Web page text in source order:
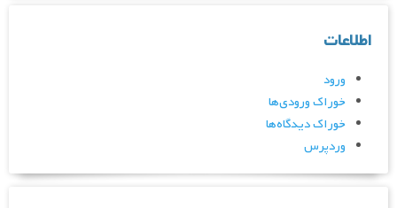
اطلاعات
ورود
خوراک ورودی‌ها
خوراک دیدگاه‌ها
وردپرس